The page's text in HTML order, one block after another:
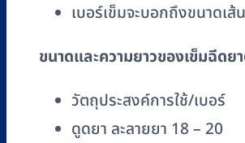
เบอร์เข็มจะบอกถึงขนาดเ
ขนาดและความยาวของเข็มฉีดย
วัตถุประสงค์การใช้/เบอร์
ดูดยา ละลายยา 18 – 20